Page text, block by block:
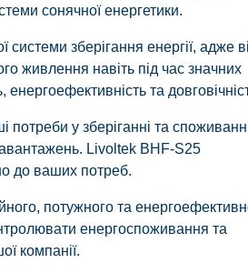
сонячної енергетики.
зберігання енергії, адже
живлення навіть під час значних
та
потреби у зберіганні та
Livoltek BHF-S25
до ваших потреб.
потужного та
енергоспоживання та
компанії.